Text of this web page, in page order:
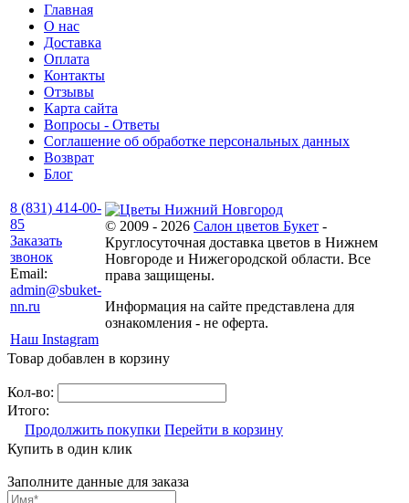
Главная
О нас
Доставка
Оплата
Контакты
Отзывы
Карта сайта
Вопросы - Ответы
Соглашение об обработке персональных данных
Возврат
Блог
8 (831) 414-00-
85
Заказать
звонок
Email:
admin@sbuket-
nn.ru
Наш Instagram
© 2009 - 2026 Салон цветов Букет -
Круглосуточная доставка цветов в Нижнем
Новгороде и Нижегородской области. Все
права защищены.
Информация на сайте представлена для
ознакомления - не оферта.
Товар добавлен в корзину
Кол-во:
Итого:
Продолжить покупки Перейти в корзину
Купить в один клик
Заполните данные для заказа